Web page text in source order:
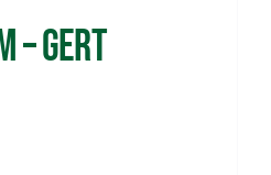
– Gert